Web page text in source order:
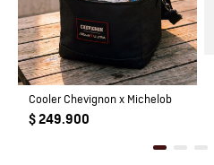
Cooler Chevignon x Michelob
$ 249.900